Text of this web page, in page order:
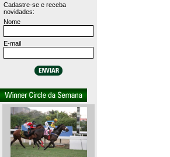
Cadastre-se e receba
novidades:
Nome
E-mail